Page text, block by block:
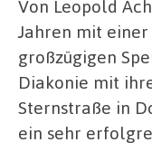
Von Leopold
Jahren mit
großzügigen
Diakonie mit
Sternstraße in
ein sehr